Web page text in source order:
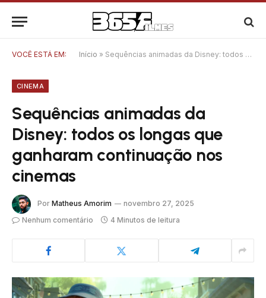
VOCÊ ESTÁ EM: Início » Sequências animadas da Disney: todos os longas que ganharam continuação nos cinemas
CINEMA
Sequências animadas da
Disney: todos os longas que
ganharam continuação nos
cinemas
Por Matheus Amorim
novembro 27, 2025
Nenhum comentário
4 Minutos de leitura